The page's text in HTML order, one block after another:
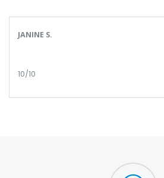
JANINE S.
10/10